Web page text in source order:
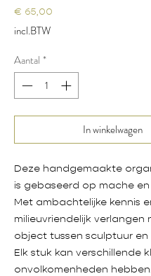
€ 65,00
incl.BTW
Aantal *
In winkelwagen
Deze handgemaakte
is gebaseerd op mache en
Met ambachtelijke kennis
milieuvriendelijk verlangen
object tussen sculptuur
Elk stuk kan verschillende
onvolkomenheden